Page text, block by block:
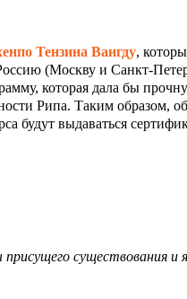
Тензина Вангду,
(Москву и Санкт-
которая дала бы
Рипа. Таким образом,
будут выдаваться
существования и